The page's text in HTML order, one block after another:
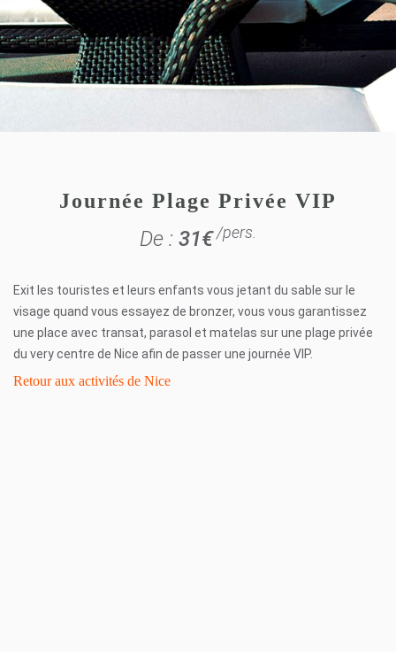
Journée Plage Privée VIP
De :31€/pers.
Exit les touristes et leurs enfants vous jetant du sable sur le
visage quand vous essayez de bronzer, vous vous garantissez
une place avec transat, parasol et matelas sur une plage privée
du very centre de Nice afin de passer une journée VIP.
Retour aux activités de Nice